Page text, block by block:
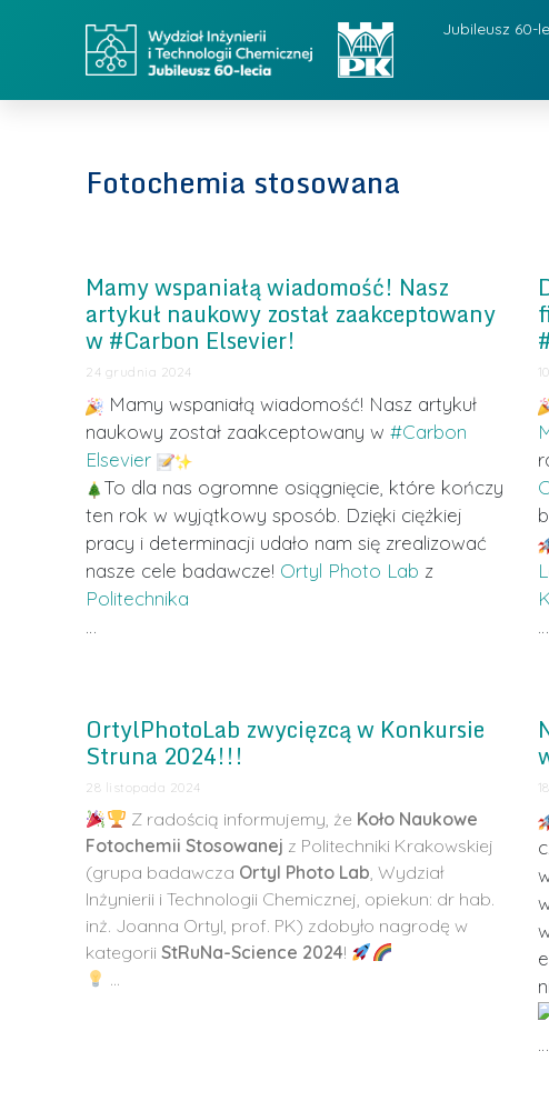
Jubileusz 60-
Fotochemia stosowana
Mamy wspaniałą wiadomość! Nasz
artykuł naukowy został zaakceptowany
w #Carbon Elsevier!
24 grudnia 2024
Mamy wspaniałą wiadomość! Nasz artykuł
naukowy został zaakceptowany w#Carbon
Elsevier
To dla nas ogromne osiągnięcie, które kończy
ten rok w wyjątkowy sposób. Dzięki ciężkiej
pracy i determinacji udało nam się zrealizować
nasze cele badawcze! Ortyl Photo Lab z
Politechnika
OrtylPhotoLab zwycięzcą w Konkursie
Struna 2024!!!
28 listopada 2024
Z radością informujemy, że Koło Naukowe
Fotochemii Stosowanej z Politechniki Krakowskiej
(grupa badawcza Ortyl Photo Lab, Wydział
Inżynierii i Technologii Chemicznej, opiekun: dr hab.
inż. Joanna Ortyl, prof. PK) zdobyło nagrodę w
kategoriiStRuNa-Science 2024!
…
…